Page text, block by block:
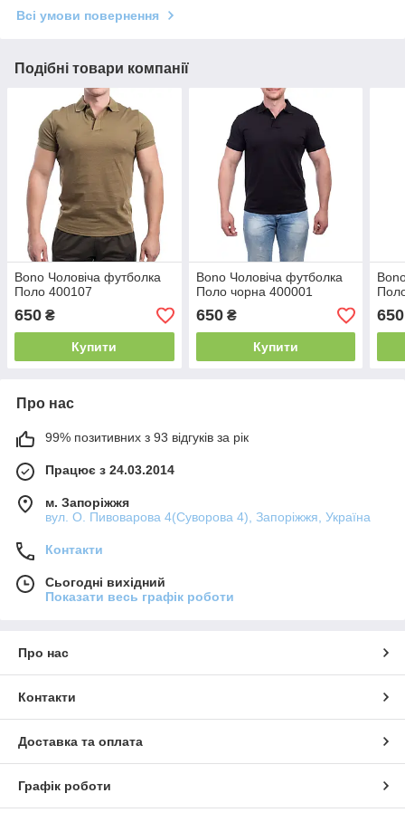
Всі умови повернення
Подібні товари компанії
Bono Чоловіча футболка
Поло 400107
650 ₴
Купити
Bono Чоловіча футболка
Поло чорна 400001
650₴
Купити
650
Про нас
99% позитивних з 93 відгуків за рік
Працює з 24.03.2014
м. Запоріжжя
вул. О. Пивоварова 4(Суворова 4), Запоріжжя, Україна
Контакти
Сьогодні вихідний
Показати весь графік роботи
Про нас
Контакти
Доставка та оплата
Графік роботи